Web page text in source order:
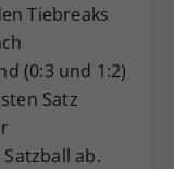
Tiebreaks
(0:3 und 1:2)
Satz
ab.